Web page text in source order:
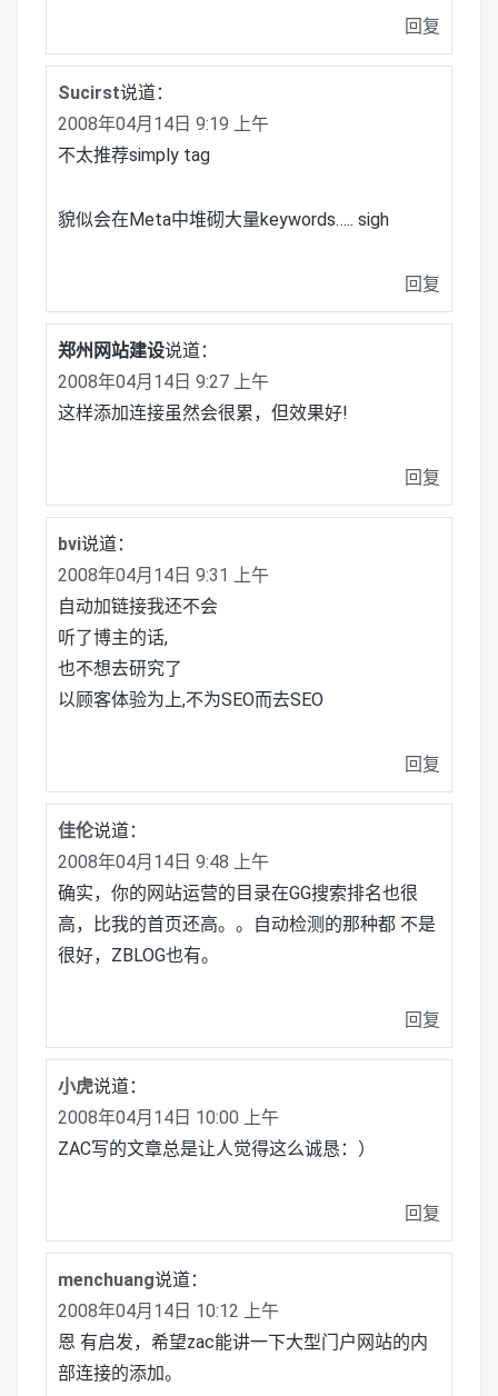
回复
Sucirst说道：
2008年04月14日 9:19 上午
不太推荐simply tag
貌似会在Meta中堆砌大量keywords….. sigh
回复
郑州网站建设说道：
2008年04月14日 9:27 上午
这样添加连接虽然会很累，但效果好!
回复
bvi说道：
2008年04月14日 9:31 上午
自动加链接我还不会
听了博主的话,
也不想去研究了
以顾客体验为上,不为SEO而去SEO
回复
佳伦说道：
2008年04月14日 9:48 上午
确实，你的网站运营的目录在GG搜索排名也很
高，比我的首页还高。。自动检测的那种都 不是
很好，ZBLOG也有。
回复
小虎说道：
2008年04月14日 10:00 上午
ZAC写的文章总是让人觉得这么诚恳：）
回复
menchuang说道：
2008年04月14日 10:12 上午
恩 有启发，希望zac能讲一下大型门户网站的内
部连接的添加。